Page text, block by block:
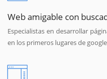
Web amigable con
Especialistas en desarrollar
en los primeros lugares de